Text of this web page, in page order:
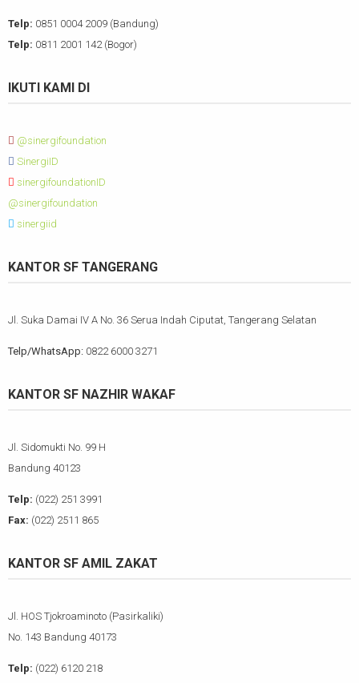
Telp: 0851 0004 2009 (Bandung)
Telp: 0811 2001 142 (Bogor)
IKUTI KAMI DI
@sinergifoundation
SinergiID
sinergifoundationID
@sinergifoundation
sinergiid
KANTOR SF TANGERANG
Jl. Suka Damai IV A No. 36 Serua Indah Ciputat, Tangerang Selatan
Telp/WhatsApp: 0822 6000 3271
KANTOR SF NAZHIR WAKAF
Jl. Sidomukti No. 99 H
Bandung 40123
Telp: (022) 251 3991
Fax: (022) 2511 865
KANTOR SF AMIL ZAKAT
Jl. HOS Tjokroaminoto (Pasirkaliki)
No. 143 Bandung 40173
Telp: (022) 6120 218